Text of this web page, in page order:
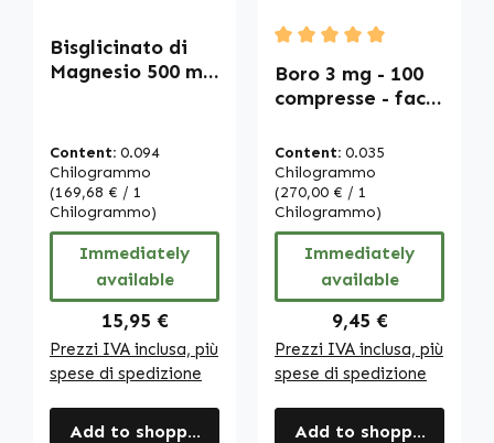
Bisglicinato di
Magnesio 500 mg
equilibrio
elettrolitico e
altro - vegano |
Warnke
Vitalstoffe
Content: 0.094
Chilogrammo
(169,68 € / 1
Chilogrammo)
Immediately
available
Regular price:
15,95 €
Prezzi IVA inclusa, più
spese di spedizione
Add to shopping cart
Average rating of 5 out
Boro 3 mg - 100
compresse - facili
vegano | Warnke
Vitalstoffe
Content: 0.035
Chilogrammo
(270,00 € / 1
Chilogrammo)
Immediately
available
Regular price:
9,45 €
Prezzi IVA inclusa, più
spese di spedizione
Add to shopping cart